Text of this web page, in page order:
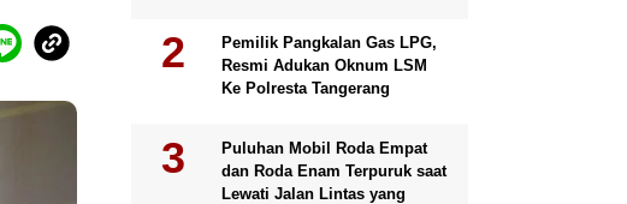
Pemilik Pangkalan Gas LPG,
Resmi Adukan Oknum LSM
Ke Polresta Tangerang
Puluhan Mobil Roda Empat
dan Roda Enam Terpuruk saat
Lewati Jalan Lintas yang